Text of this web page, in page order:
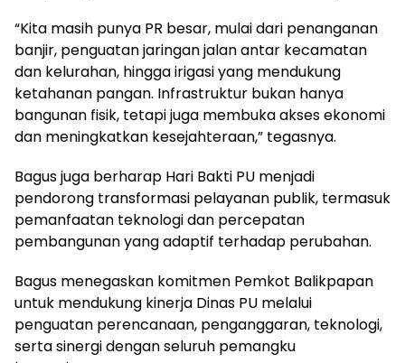
“Kita masih punya PR besar, mulai dari penanganan
banjir, penguatan jaringan jalan antar kecamatan
dan kelurahan, hingga irigasi yang mendukung
ketahanan pangan. Infrastruktur bukan hanya
bangunan fisik, tetapi juga membuka akses ekonomi
dan meningkatkan kesejahteraan,” tegasnya.
Bagus juga berharap Hari Bakti PU menjadi
pendorong transformasi pelayanan publik, termasuk
pemanfaatan teknologi dan percepatan
pembangunan yang adaptif terhadap perubahan.
Bagus menegaskan komitmen Pemkot Balikpapan
untuk mendukung kinerja Dinas PU melalui
penguatan perencanaan, penganggaran, teknologi,
serta sinergi dengan seluruh pemangku